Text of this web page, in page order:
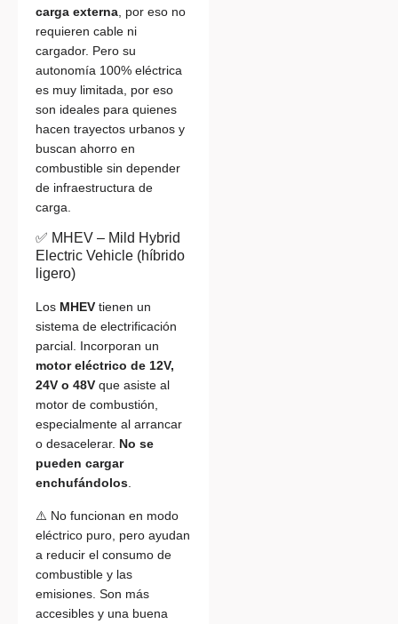
carga externa , por eso no
requieren cable ni
cargador. Pero su
autonomía 100% eléctrica
es muy limitada, por eso
son ideales para quienes
hacen trayectos urbanos y
buscan ahorro en
combustible sin depender
de infraestructura de
carga.
✅ MHEV – Mild Hybrid
Electric Vehicle (híbrido
ligero)
Los MHEV tienen un
sistema de electrificación
parcial. Incorporan un
motor eléctrico de 12V,
24V o 48V que asiste al
motor de combustión,
especialmente al arrancar
o desacelerar. No se
pueden cargar
enchufándolos
⚠️ No funcionan en modo
eléctrico puro, pero ayudan
a reducir el consumo de
combustible y las
emisiones. Son más
accesibles y una buena